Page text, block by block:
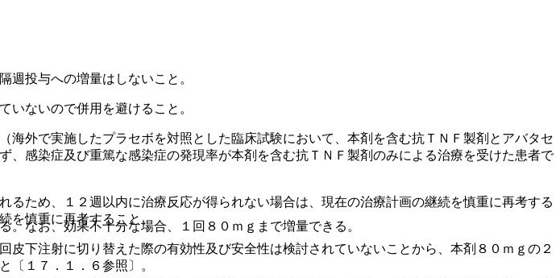
投与への増量はしないこと。
ないので併用を避けること。
外で実施したプラセボを対照とした臨床試験において、本剤を含む抗ＴＮＦ製剤とアバタセ
感染症及び重篤な感染症の発現率が本剤を含む抗ＴＮＦ製剤のみによる治療を受けた患者で
ため、１２週以内に治療反応が得られない場合は、現在の治療計画の継続を慎重に再考する
を慎重に再考すること。
下注射に切り替えた際の有効性及び安全性は検討されていないことから、本剤８０ｍｇの２
〔１７．１．６参照〕。
なお、効果不十分な場合、１回８０ｍｇまで増量できる。